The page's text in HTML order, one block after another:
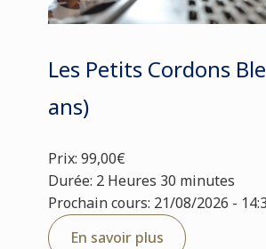
Les Petits Cordons
ans)
Prix: 99,00€
Durée: 2 Heures 30 minutes
Prochain cours: 21/08/2026 -
En savoir plus